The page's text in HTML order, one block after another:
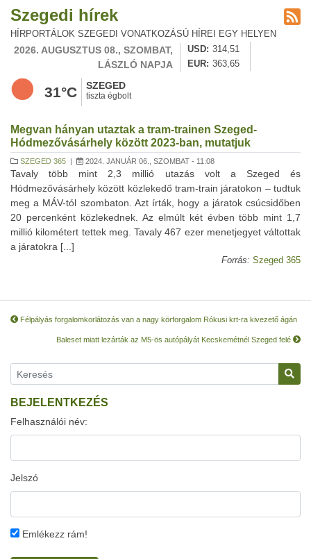
Szegedi hírek
HÍRPORTÁLOK SZEGEDI VONATKOZÁSÚ HÍREI EGY HELYEN
2026. AUGUSZTUS 08., SZOMBAT,
LÁSZLÓ NAPJA
USD
314,51
EUR
363,65
31°C SZEGED
tiszta égbolt
Megvan hányan utaztak a tram-trainen Szeged-
Hódmezővásárhely között 2023-ban, mutatjuk
SZEGED 365 | 2024. JANUÁR 06., SZOMBAT - 11:08
Tavaly több mint 2,3 millió utazás volt a Szeged és
Hódmezővásárhely között közlekedő tram-train járatokon – tudtuk
meg a MÁV-tól szombaton. Azt írták, hogy a járatok csúcsidőben
20 percenként közlekednek. Az elmúlt két évben több mint 1,7
millió kilométert tettek meg. Tavaly 467 ezer menetjegyet váltottak
a járatokra [...]
Forrás: Szeged 365
Félpályás forgalomkorlátozás van a nagy körforgalom Rókusi krt-ra kivezető ágán
Baleset miatt lezárták az M5-ös autópályát Kecskemétnél Szeged felé
BEJELENTKEZÉS
Felhasználói név:
Jelszó
Emlékezz rám!